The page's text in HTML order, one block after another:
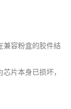
兼容粉盒的胶件结
片本身已损坏，